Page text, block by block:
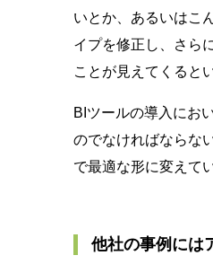
いとか、あるいはこ
イプを修正し、さら
ことが見えてくると
BIツールの導入にお
のでなければならな
で最適な形に変えて
他社の事例には